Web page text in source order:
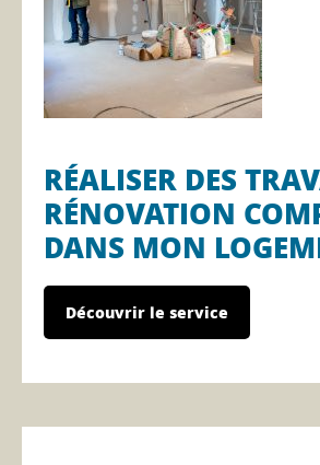
RÉALISER DES
RÉNOVATION
DANS MON
Découvrir le service